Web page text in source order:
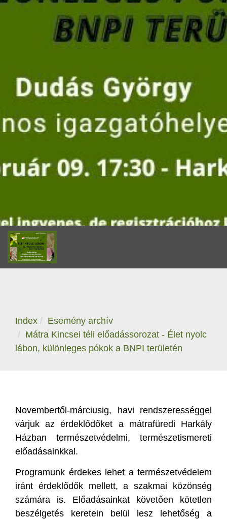
Index
Esemény archív
Mátra Kincsei téli előadássorozat - Élet nyolc
lábon, különleges pókok a BNPI területén
Novembertől-márciusig, havi rendszerességgel
várjuk az érdeklődőket a mátrafüredi Harkály
Házban természetvédelmi, természetismereti
előadásainkkal.
Programunk érdekes lehet a természetvédelem
iránt érdeklődők mellett, a szakmai közönség
számára is. Előadásainkat követően kötetlen
beszélgetés keretein belül lesz lehetőség a